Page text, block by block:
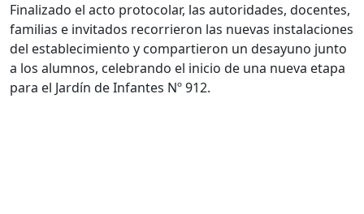
Finalizado el acto protocolar, las autoridades, docentes,
familias e invitados recorrieron las nuevas instalaciones
del establecimiento y compartieron un desayuno junto
a los alumnos, celebrando el inicio de una nueva etapa
para el Jardín de Infantes Nº 912.